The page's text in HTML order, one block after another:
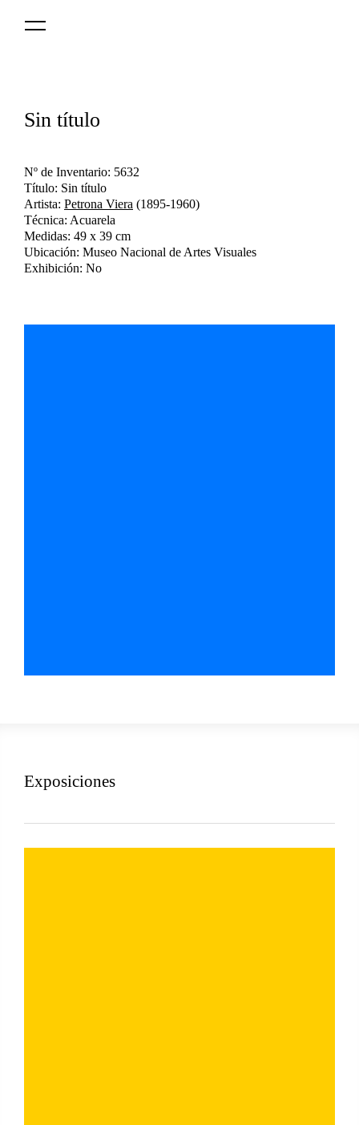
Sin título
Nº de Inventario: 5632
Título: Sin título
Artista: Petrona Viera (1895-1960)
Técnica: Acuarela
Medidas: 49 x 39 cm
Ubicación: Museo Nacional de Artes Visuales
Exhibición: No
Exposiciones